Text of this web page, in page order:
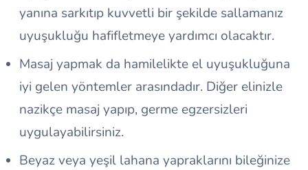
yanına sarkıtıp kuvvetli bir şekilde sallamanız
uyuşukluğu hafifletmeye yardımcı olacaktır.
Masaj yapmak da hamilelikte el uyuşukluğuna
iyi gelen yöntemler arasındadır. Diğer elinizle
nazikçe masaj yapıp, germe egzersizleri
uygulayabilirsiniz.
Beyaz veya yeşil lahana yapraklarını bileğinize